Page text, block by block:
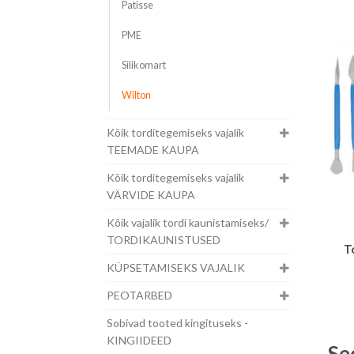
Patisse
PME
Silikomart
Wilton
Kõik torditegemiseks vajalik
TEEMADE KAUPA
Kõik torditegemiseks vajalik
VÄRVIDE KAUPA
Kõik vajalik tordi kaunistamiseks/
TORDIKAUNISTUSED
KÜPSETAMISEKS VAJALIK
PEOTARBED
Sobivad tooted kingituseks -
KINGIIDEED